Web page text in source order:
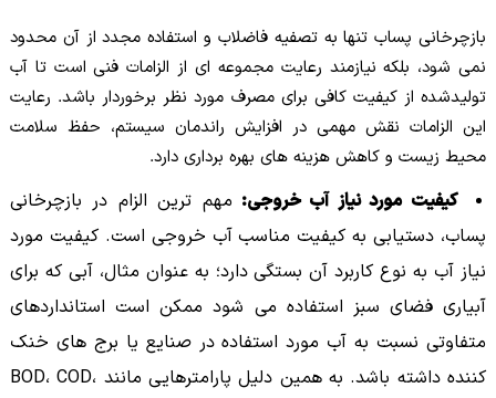
بازچرخانی پساب تنها به تصفیه فاضلاب و استفاده مجدد از آن محدود
نمی شود، بلکه نیازمند رعایت مجموعه ای از الزامات فنی است تا آب
تولیدشده از کیفیت کافی برای مصرف مورد نظر برخوردار باشد. رعایت
این الزامات نقش مهمی در افزایش راندمان سیستم، حفظ سلامت
محیط زیست و کاهش هزینه های بهره برداری دارد.
کیفیت مورد نیاز آب خروجی: مهم ترین الزام در بازچرخانی
پساب، دستیابی به کیفیت مناسب آب خروجی است. کیفیت مورد
نیاز آب به نوع کاربرد آن بستگی دارد؛ به عنوان مثال، آبی که برای
آبیاری فضای سبز استفاده می شود ممکن است استانداردهای
متفاوتی نسبت به آب مورد استفاده در صنایع یا برج های خنک
کننده داشته باشد. به همین دلیل پارامترهایی مانند BOD، COD،